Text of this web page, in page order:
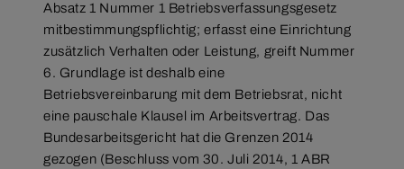
Absatz 1 Nummer 1 Betriebsverfassungsgesetz
mitbestimmungspflichtig; erfasst eine Einrichtung
zusätzlich Verhalten oder Leistung, greift Nummer
6. Grundlage ist deshalb eine
Betriebsvereinbarung mit dem Betriebsrat, nicht
eine pauschale Klausel im Arbeitsvertrag. Das
Bundesarbeitsgericht hat die Grenzen 2014
gezogen (Beschluss vom 30. Juli 2014, 1 ABR